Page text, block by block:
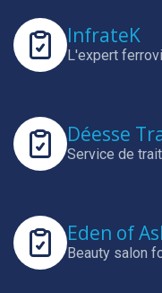
InfrateK
L'expert
Déesse
Service de
Eden of
Beauty salon